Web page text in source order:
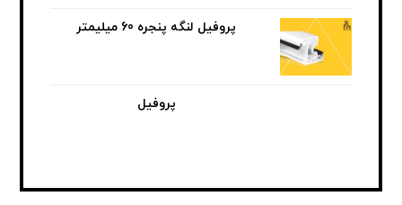
پروفیل لنگه پنجره 60 میلیمتر
پروفیل